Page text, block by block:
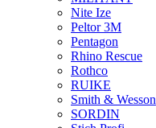
Nite Ize
Peltor 3M
Pentagon
Rhino Rescue
Rothco
RUIKE
Smith & Wesson
SORDIN